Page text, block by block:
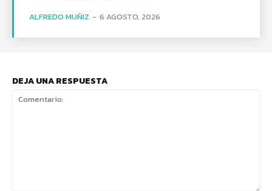
ALFREDO MUÑIZ - 6 AGOSTO, 2026
DEJA UNA RESPUESTA